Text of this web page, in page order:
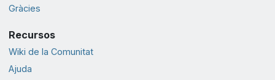
Gràcies
Recursos
Wiki de la Comunitat
Ajuda